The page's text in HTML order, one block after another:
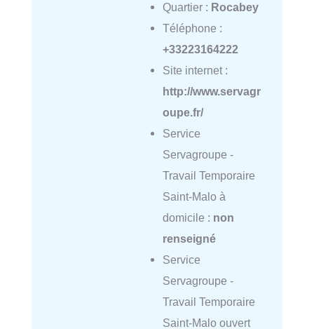
Quartier : Rocabey
Téléphone :
+33223164222
Site internet :
http://www.servagr
oupe.fr/
Service
Servagroupe -
Travail Temporaire
Saint-Malo à
domicile : non
renseigné
Service
Servagroupe -
Travail Temporaire
Saint-Malo ouvert